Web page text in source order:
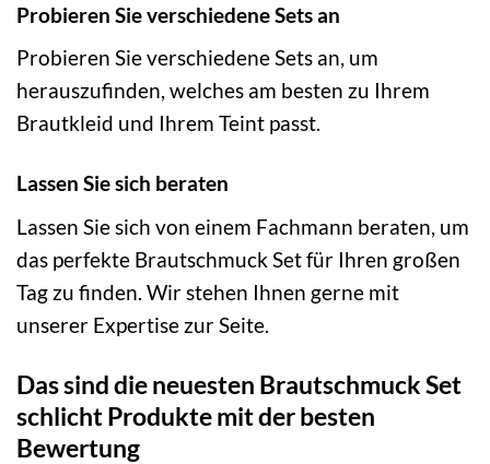
Probieren Sie verschiedene Sets an
Probieren Sie verschiedene Sets an, um
herauszufinden, welches am besten zu Ihrem
Brautkleid und Ihrem Teint passt.
Lassen Sie sich beraten
Lassen Sie sich von einem Fachmann beraten, um
das perfekte Brautschmuck Set für Ihren großen
Tag zu finden. Wir stehen Ihnen gerne mit
unserer Expertise zur Seite.
Das sind die neuesten Brautschmuck Set
schlicht Produkte mit der besten
Bewertung